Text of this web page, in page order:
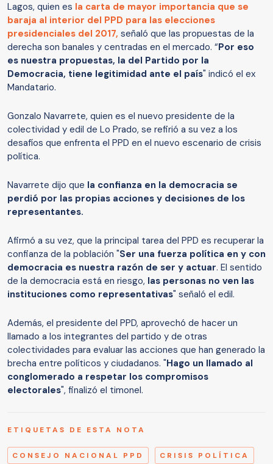
Lagos, quien es la carta de mayor importancia que se
baraja al interior del PPD para las elecciones
presidenciales del 2017, señaló que las propuestas de la
derecha son banales y centradas en el mercado. “Por eso
es nuestra propuestas, la del Partido por la
Democracia, tiene legitimidad ante el país" indicó el ex
Mandatario.
Gonzalo Navarrete, quien es el nuevo presidente de la
colectividad y edil de Lo Prado, se refirió a su vez a los
desafíos que enfrenta el PPD en el nuevo escenario de crisis
política.
Navarrete dijo que la confianza en la democracia se
perdió por las propias acciones y decisiones de los
representantes.
Afirmó a su vez, que la principal tarea del PPD es recuperar la
confianza de la población "Ser una fuerza política en y con
democracia es nuestra razón de ser y actuar. El sentido
de la democracia está en riesgo, las personas no ven las
instituciones como representativas" señaló el edil.
Además, el presidente del PPD, aprovechó de hacer un
llamado a los integrantes del partido y de otras
colectividades para evaluar las acciones que han generado la
brecha entre políticos y ciudadanos. "Hago un llamado al
conglomerado a respetar los compromisos
electorales", finalizó el timonel.
ETIQUETAS DE ESTA NOTA
CONSEJO NACIONAL PPD CRISIS POLÍTICA